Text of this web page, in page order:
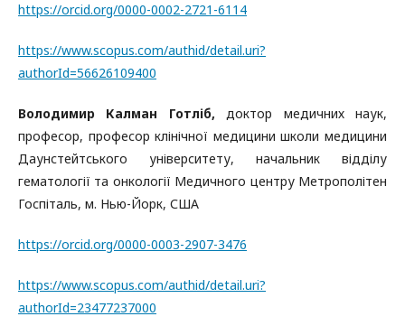
https://orcid.org/0000-0002-2721-6114
https://www.scopus.com/authid/detail.uri?
authorId=56626109400
Володимир Калман Готліб,доктор медичних наук,
професор, професор клінічної медицини школи медицини
Даунстейтського університету, начальник відділу
гематології та онкології Медичного центру Метрополітен
Госпіталь, м. Нью-Йорк, США
https://orcid.org/0000-0003-2907-3476
https://www.scopus.com/authid/detail.uri?
authorId=23477237000